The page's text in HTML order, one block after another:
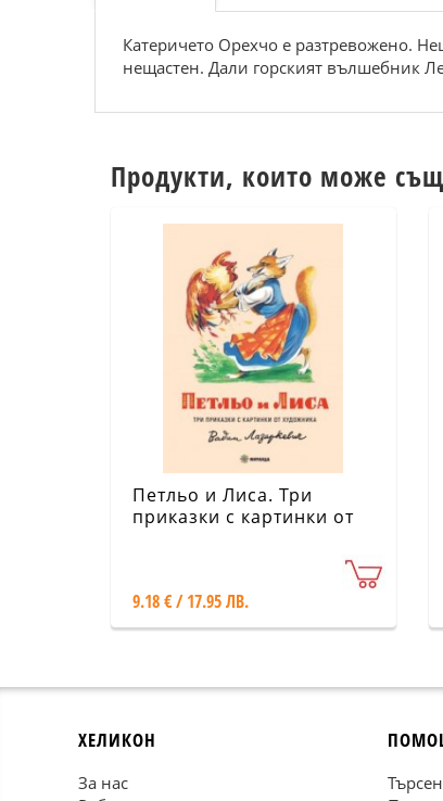
Катеричето Орехчо е разтревожено.
нещастен. Дали горският вълшебник
Продукти, които може
Петльо и Лиса. Три
приказки с картинки от
9.18 € / 17.95 ЛВ.
ХЕЛИКОН
За нас